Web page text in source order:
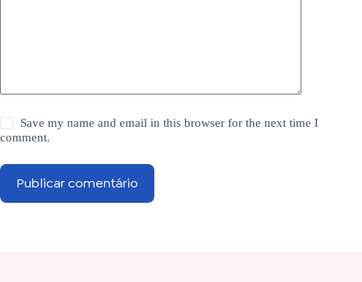
Save my name and email in this browser for the next time I
comment.
Publicar comentário